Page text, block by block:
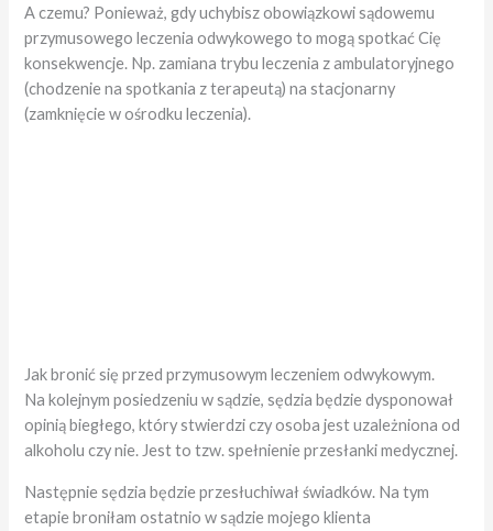
A czemu? Ponieważ, gdy uchybisz obowiązkowi sądowemu
przymusowego leczenia odwykowego to mogą spotkać Cię
konsekwencje. Np. zamiana trybu leczenia z ambulatoryjnego
(chodzenie na spotkania z terapeutą) na stacjonarny
(zamknięcie w ośrodku leczenia).
Jak bronić się przed przymusowym leczeniem odwykowym.
Na kolejnym posiedzeniu w sądzie, sędzia będzie dysponował
opinią biegłego, który stwierdzi czy osoba jest uzależniona od
alkoholu czy nie. Jest to tzw. spełnienie przesłanki medycznej.
Następnie sędzia będzie przesłuchiwał świadków. Na tym
etapie broniłam ostatnio w sądzie mojego klienta